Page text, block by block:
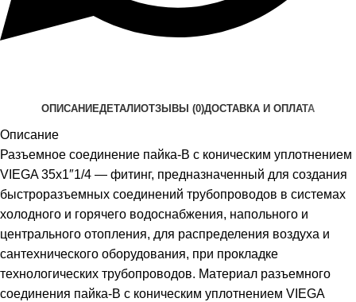
ОПИСАНИЕДЕТАЛИОТЗЫВЫ (0)ДОСТАВКА И ОПЛАТА
Описание
Разъемное соединение пайка-В с коническим уплотнением
VIEGA 35х1″1/4 — фитинг, предназначенный для создания
быстроразъемных соединений трубопроводов в системах
холодного и горячего водоснабжения, напольного и
центрального отопления, для распределения воздуха и
сантехнического оборудования, при прокладке
технологических трубопроводов. Материал разъемного
соединения пайка-В с коническим уплотнением VIEGA